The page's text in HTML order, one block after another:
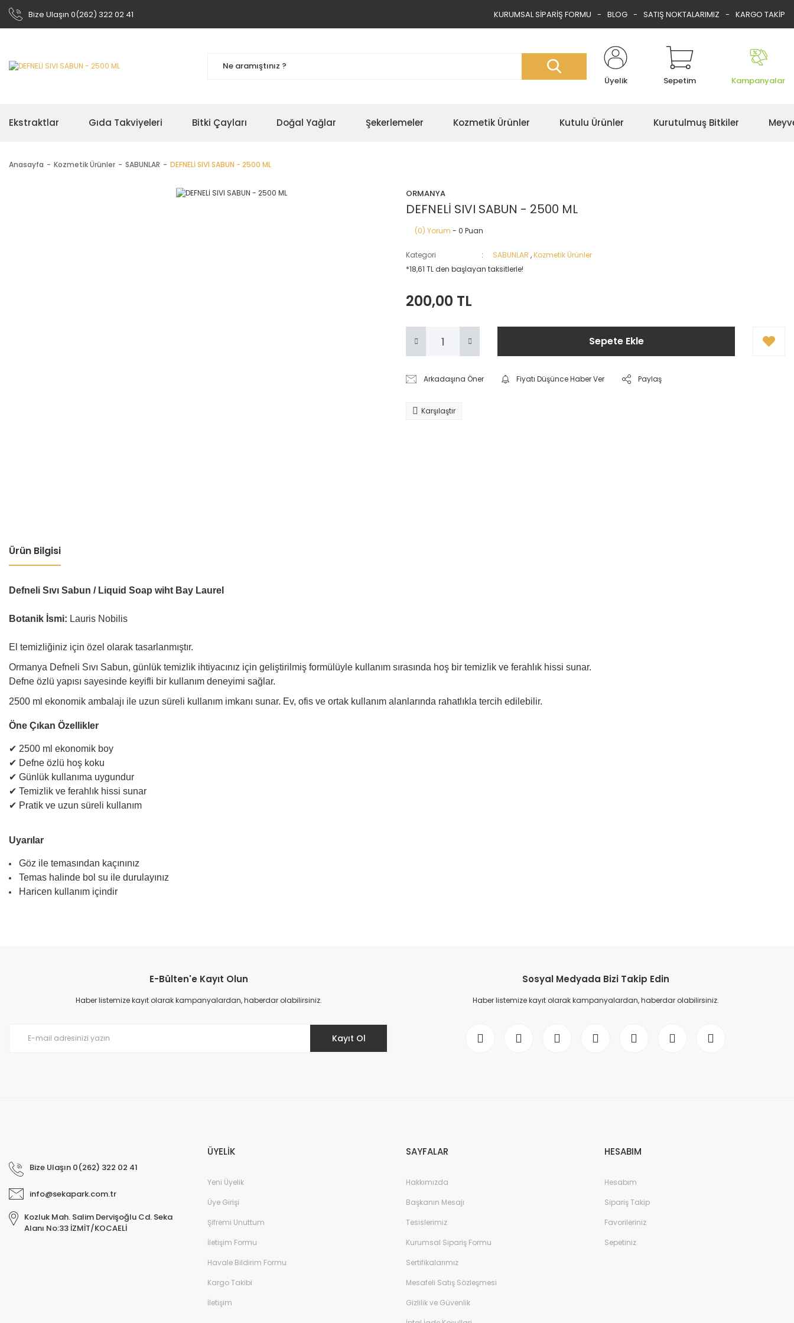
Bize Ulaşın 0(262) 322 02 41 KURUMSAL SİPARİŞ FORMU BLOG SATIŞ NOKTALARIMIZ KARGO TAKİP
Üyelik Sepetim Kampanyalar
Ekstraktlar Gıda Takviyeleri Bitki Çayları Doğal Yağlar Şekerlemeler Kozmetik Ürünler Kutulu Ürünler Kurutulmuş Bitkiler
Anasayfa Kozmetik Ürünler SABUNLAR DEFNELİ SIVI SABUN - 2500 ML
ORMANYA
DEFNELİ SIVI SABUN - 2500 ML
(0) Yorum - 0 Puan
Kategori SABUNLAR ,Kozmetik Ürünler
*18,61 TL den başlayan taksitlerle!
200,00 TL
Sepete Ekle
Arkadaşına Öner Fiyatı Düşünce Haber Ver Paylaş
Karşılaştır
Ürün Bilgisi
Defneli Sıvı Sabun / Liquid Soap wiht Bay Laurel
Botanik İsmi: Lauris Nobilis
El temizliğiniz için özel olarak tasarlanmıştır.
Ormanya Defneli Sıvı Sabun, günlük temizlik ihtiyacınız için geliştirilmiş formülüyle kullanım sırasında hoş bir temizlik ve ferahlık hissi sunar.
Defne özlü yapısı sayesinde keyifli bir kullanım deneyimi sağlar.
2500 ml ekonomik ambalajı ile uzun süreli kullanım imkanı sunar. Ev, ofis ve ortak kullanım alanlarında rahatlıkla tercih edilebilir.
Öne Çıkan Özellikler
✔ 2500 ml ekonomik boy
✔ Defne özlü hoş koku
✔ Günlük kullanıma uygundur
✔ Temizlik ve ferahlık hissi sunar
✔ Pratik ve uzun süreli kullanım
Uyarılar
Göz ile temasından kaçınınız
Temas halinde bol su ile durulayınız
Haricen kullanım içindir
E-Bülten'e Kayıt Olun
Haber listemize kayıt olarak kampanyalardan, haberdar olabilirsiniz.
Kayıt Ol
Sosyal Medyada Bizi Takip Edin
Haber listemize kayıt olarak kampanyalardan, haberdar olabilirsiniz.
Bize Ulaşın 0(262) 322 02 41
info@sekapark.com.tr
Kozluk Mah. Salim Dervişoğlu Cd. Seka
Alanı No:33 İZMİT/KOCAELİ
ÜYELİK
Yeni Üyelik
Üye Girişi
Şifremi Unuttum
İletişim Formu
Havale Bildirim Formu
Kargo Takibi
İletişim
SAYFALAR
Hakkımızda
Başkanın Mesajı
Tesislerimiz
Kurumsal Sipariş Formu
Sertifikalarımız
Mesafeli Satış Sözleşmesi
Gizlilik ve Güvenlik
HESABIM
Hesabım
Sipariş Takip
Favorileriniz
Sepetiniz